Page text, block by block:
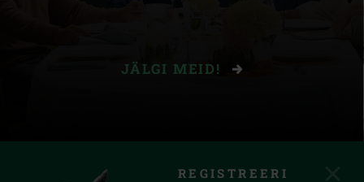
JÄLGI MEID!
REGISTREERI